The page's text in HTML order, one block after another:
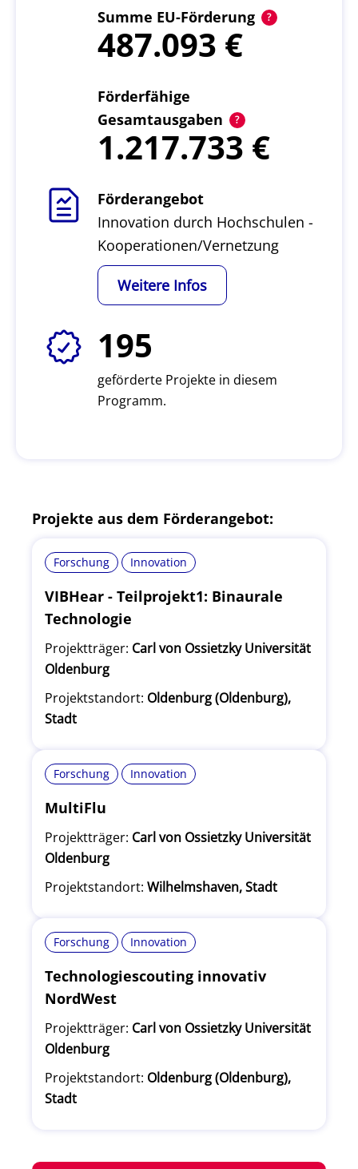
Summe EU-Förderung
487.093
Förderfähige
Gesamtausgaben
1.217.733
Förderangebot
Innovation durch Hochschulen -
Kooperationen/Vernetzung
Weitere Infos
195
geförderte Projekte in diesem
Programm.
Projekte aus dem Förderangebot:
Forschung Innovation
VIBHear - Teilprojekt1: Binaurale
Technologie
Projektträger: Carl von Ossietzky Universität
Oldenburg
Projektstandort: Oldenburg (Oldenburg),
Stadt
Forschung Innovation
MultiFlu
Projektträger: Carl von Ossietzky Universität
Oldenburg
Projektstandort: Wilhelmshaven, Stadt
Forschung Innovation
Technologiescouting innovativ
NordWest
Projektträger: Carl von Ossietzky Universität
Oldenburg
Projektstandort: Oldenburg (Oldenburg),
Stadt